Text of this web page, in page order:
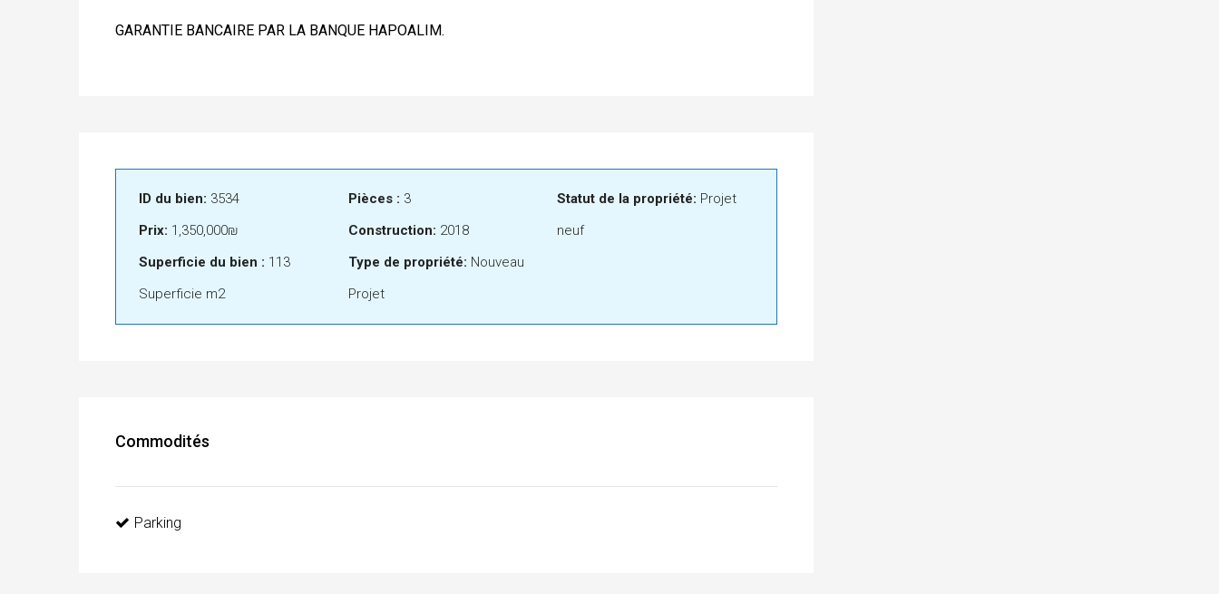
GARANTIE BANCAIRE PAR LA BANQUE HAPOALIM.
ID du bien: 3534
Prix: 1,350,000₪
Superficie du bien : 113
Superficie m2
Pièces : 3
Construction: 2018
Type de propriété: Nouveau
Projet
Statut de la propriété: Projet
neuf
Commodités
Parking